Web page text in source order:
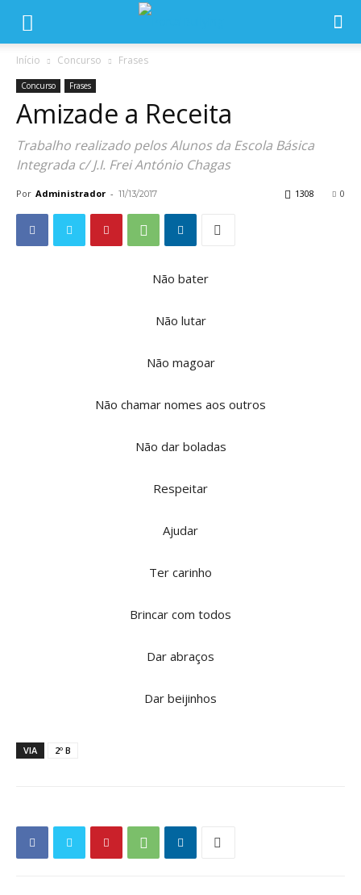
Início Concurso Frases
Concurso Frases
Amizade a Receita
Trabalho realizado pelos Alunos da Escola Básica
Integrada c/ J.I. Frei António Chagas
Por Administrador - 11/13/2017 0
1308
Não bater
Não lutar
Não magoar
Não chamar nomes aos outros
Não dar boladas
Respeitar
Ajudar
Ter carinho
Brincar com todos
Dar abraços
Dar beijinhos
VIA 2º B